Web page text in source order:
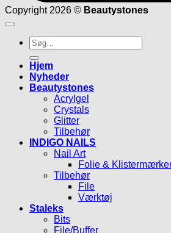
Copyright 2026 © Beautystones
Søg
efter:
Hjem
Nyheder
Beautystones
Acrylgel
Crystals
Glitter
Tilbehør
INDIGO NAILS
Nail Art
Folie &
Tilbehør
File
Værktøj
Staleks
Bits
File/Buffer